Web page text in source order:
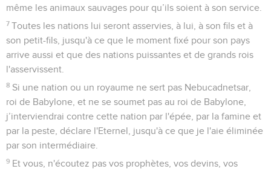
même les animaux sauvages pour qu’ils soient à son service.
7 Toutes les nations lui seront asservies, à lui, à son fils et à
son petit-fils, jusqu'à ce que le moment fixé pour son pays
arrive aussi et que des nations puissantes et de grands rois
l'asservissent.
8 Si une nation ou un royaume ne sert pas Nebucadnetsar,
roi de Babylone, et ne se soumet pas au roi de Babylone,
j’interviendrai contre cette nation par l'épée, par la famine et
par la peste, déclare l'Eternel, jusqu'à ce que je l'aie éliminée
par son intermédiaire.
9 Et vous, n'écoutez pas vos prophètes, vos devins, vos